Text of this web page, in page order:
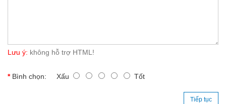
Lưu ý: không hỗ trợ HTML!
Bình chọn: Xấu Tốt
Tiếp tục